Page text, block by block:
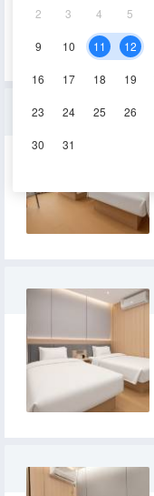
2 3 4 5
9 10 11 12
16 17 18 19
23 24 25 26
30 31